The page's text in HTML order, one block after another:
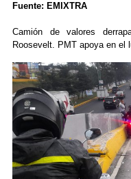
Fuente: EMIXTRA
Camión de valores
Roosevelt. PMT apoya en el